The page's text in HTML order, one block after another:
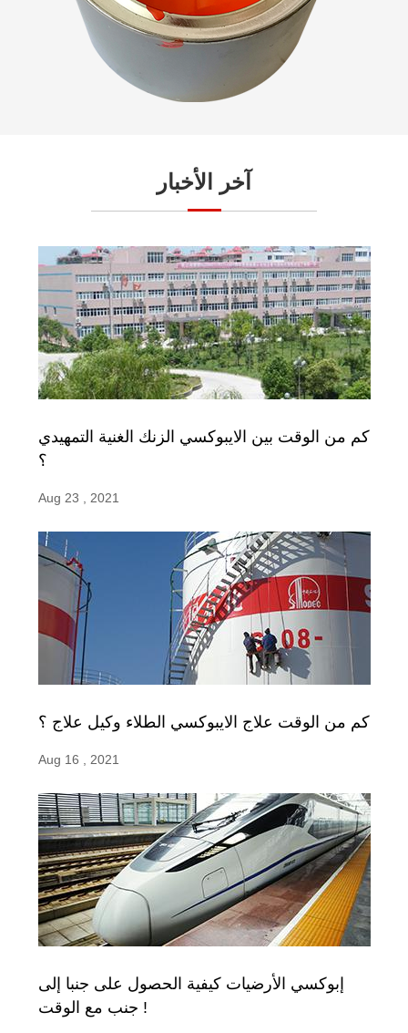
آخر الأخبار
كم من الوقت بين الايبوكسي الزنك الغنية التمهيدي
؟
Aug 23 , 2021
كم من الوقت علاج الايبوكسي الطلاء وكيل علاج ؟
Aug 16 , 2021
إبوكسي الأرضيات كيفية الحصول على جنبا إلى
جنب مع الوقت !